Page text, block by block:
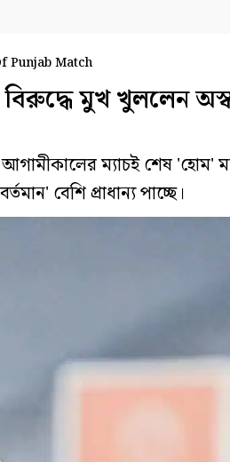
Punjab Match
মুখ খুললেন
ম্যাচই শেষ 'হোম'
বেশি প্রাধান্য পাচ্ছে।